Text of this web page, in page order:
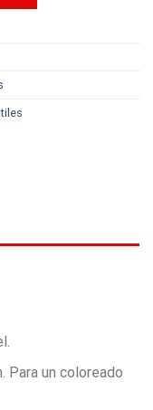
Para un coloreado